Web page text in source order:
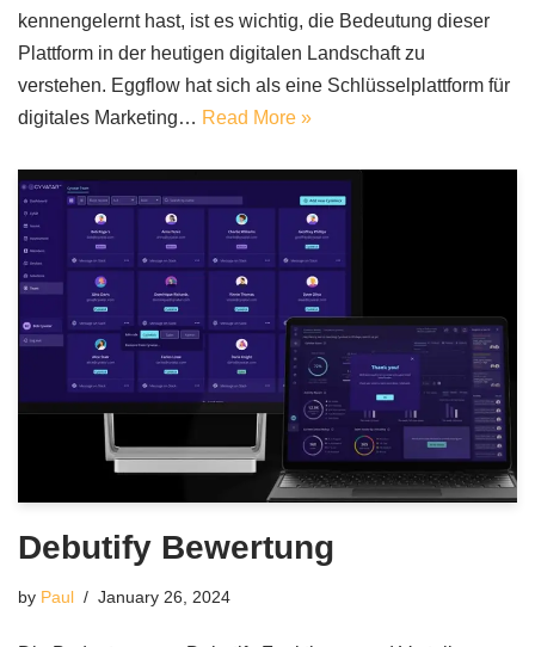
kennengelernt hast, ist es wichtig, die Bedeutung dieser
Plattform in der heutigen digitalen Landschaft zu
verstehen. Eggflow hat sich als eine Schlüsselplattform für
digitales Marketing… Read More »
Debutify Bewertung
by Paul January 26, 2024